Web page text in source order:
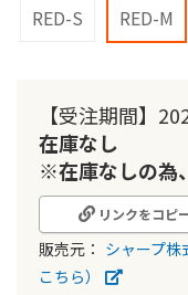
RED-S RED-M
【受注期間】
在庫なし
※在庫なしの為
リンクをコピ
販売元： シャープ株
こちら）
移